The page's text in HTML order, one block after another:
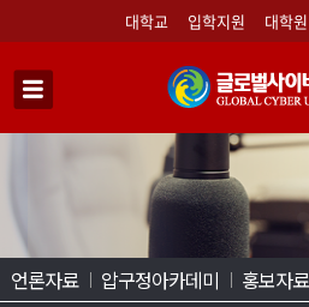
대학교 입학지원 대학원
언론자료 압구정아카데미 홍보자료